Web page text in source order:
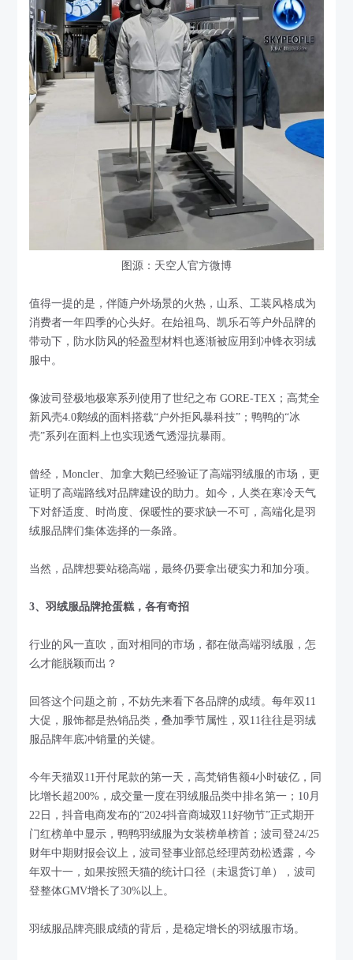
图源：天空人官方微博
值得一提的是，伴随户外场景的火热，山系、工装风格成为
消费者一年四季的心头好。在始祖鸟、凯乐石等户外品牌的
带动下，防水防风的轻盈型材料也逐渐被应用到冲锋衣羽绒
服中。
像波司登极地极寒系列使用了世纪之布 GORE-TEX；高梵全
新风壳4.0鹅绒的面料搭载“户外拒风暴科技”；鸭鸭的“冰
壳”系列在面料上也实现透气透湿抗暴雨。
曾经，Moncler、加拿大鹅已经验证了高端羽绒服的市场，更
证明了高端路线对品牌建设的助力。如今，人类在寒冷天气
下对舒适度、时尚度、保暖性的要求缺一不可，高端化是羽
绒服品牌们集体选择的一条路。
当然，品牌想要站稳高端，最终仍要拿出硬实力和加分项。
3、羽绒服品牌抢蛋糕，各有奇招
行业的风一直吹，面对相同的市场，都在做高端羽绒服，怎
么才能脱颖而出？
回答这个问题之前，不妨先来看下各品牌的成绩。每年双11
大促，服饰都是热销品类，叠加季节属性，双11往往是羽绒
服品牌年底冲销量的关键。
今年天猫双11开付尾款的第一天，高梵销售额4小时破亿，同
比增长超200%，成交量一度在羽绒服品类中排名第一；10月
22日，抖音电商发布的“2024抖音商城双11好物节”正式期开
门红榜单中显示，鸭鸭羽绒服为女装榜单榜首；波司登24/25
财年中期财报会议上，波司登事业部总经理芮劲松透露，今
年双十一，如果按照天猫的统计口径（未退货订单），波司
登整体GMV增长了30%以上。
羽绒服品牌亮眼成绩的背后，是稳定增长的羽绒服市场。